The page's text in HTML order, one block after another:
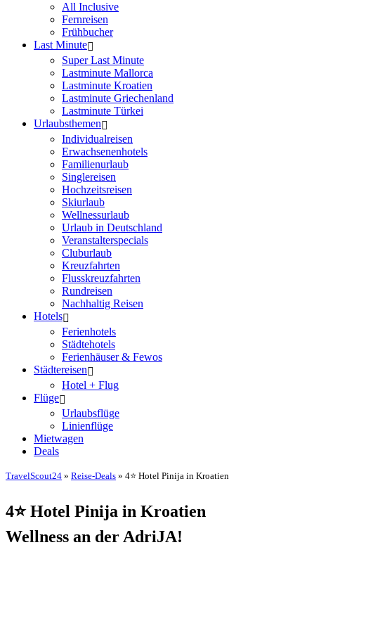
All Inclusive
Fernreisen
Frühbucher
Last Minute
Super Last Minute
Lastminute Mallorca
Lastminute Kroatien
Lastminute Griechenland
Lastminute Türkei
Urlaubsthemen
Individualreisen
Erwachsenenhotels
Familienurlaub
Singlereisen
Hochzeitsreisen
Skiurlaub
Wellnessurlaub
Urlaub in Deutschland
Veranstalterspecials
Cluburlaub
Kreuzfahrten
Flusskreuzfahrten
Rundreisen
Nachhaltig Reisen
Hotels
Ferienhotels
Städtehotels
Ferienhäuser & Fewos
Städtereisen
Hotel + Flug
Flüge
Urlaubsflüge
Linienflüge
Mietwagen
Deals
TravelScout24 » Reise-Deals » 4⭐ Hotel Pinija in Kroatien
4⭐ Hotel Pinija in Kroatien
Wellness an der AdriJA!